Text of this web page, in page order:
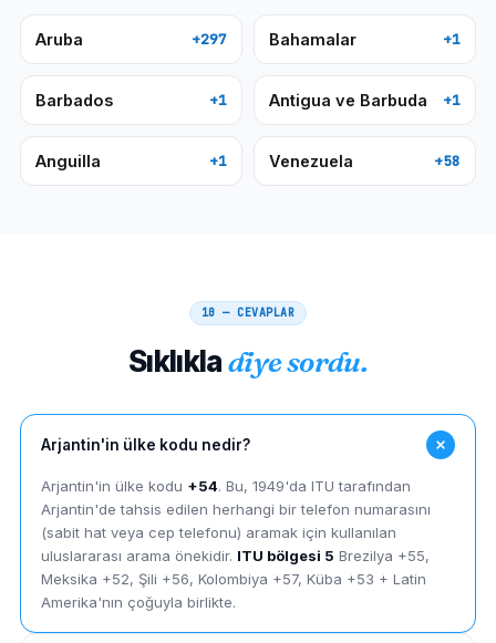
Aruba +297 Bahamalar +1
Barbados +1 Antigua ve Barbuda +1
Anguilla +1 Venezuela +58
10 — CEVAPLAR
Sıklıkladiye sordu.
Arjantin'in ülke kodu nedir?
Arjantin'in ülke kodu +54. Bu, 1949'da ITU tarafından
Arjantin'de tahsis edilen herhangi bir telefon numarasını
(sabit hat veya cep telefonu) aramak için kullanılan
uluslararası arama önekidir. ITU bölgesi 5 Brezilya +55,
Meksika +52, Şili +56, Kolombiya +57, Küba +53 + Latin
Amerika'nın çoğuyla birlikte.